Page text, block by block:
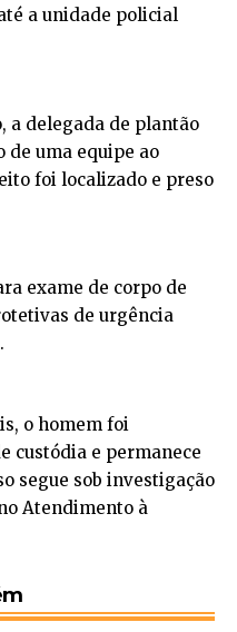
a unidade policial
a delegada de plantão
uma equipe ao
foi localizado e preso
exame de corpo de
de urgência
o homem foi
custódia e permanece
segue sob investigação
Atendimento à